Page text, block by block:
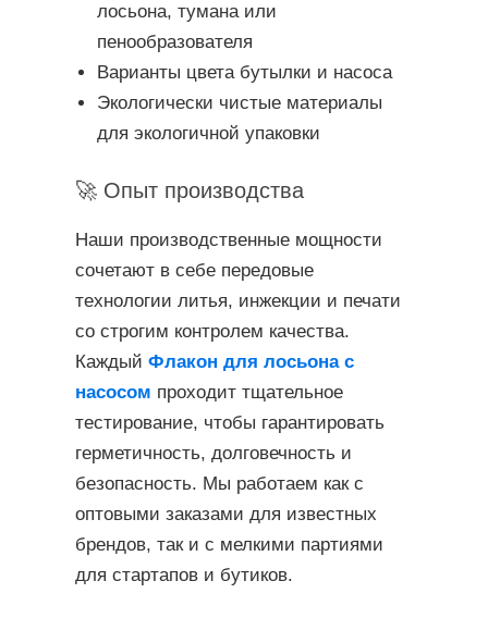
лосьона, тумана или
пенообразователя
Варианты цвета бутылки и насоса
Экологически чистые материалы
для экологичной упаковки
🚀 Опыт производства
Наши производственные мощности
сочетают в себе передовые
технологии литья, инжекции и печати
со строгим контролем качества.
Каждый Флакон для лосьона с
насосом проходит тщательное
тестирование, чтобы гарантировать
герметичность, долговечность и
безопасность. Мы работаем как с
оптовыми заказами для известных
брендов, так и с мелкими партиями
для стартапов и бутиков.